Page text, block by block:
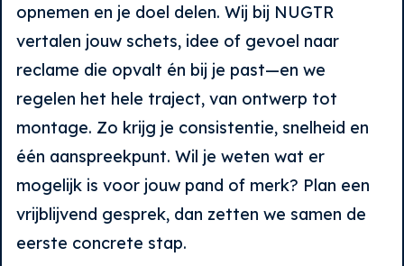
opnemen en je doel delen. Wij bij NUGTR
vertalen jouw schets, idee of gevoel naar
reclame die opvalt én bij je past—en we
regelen het hele traject, van ontwerp tot
montage. Zo krijg je consistentie, snelheid en
één aanspreekpunt. Wil je weten wat er
mogelijk is voor jouw pand of merk? Plan een
vrijblijvend gesprek, dan zetten we samen de
eerste concrete stap.